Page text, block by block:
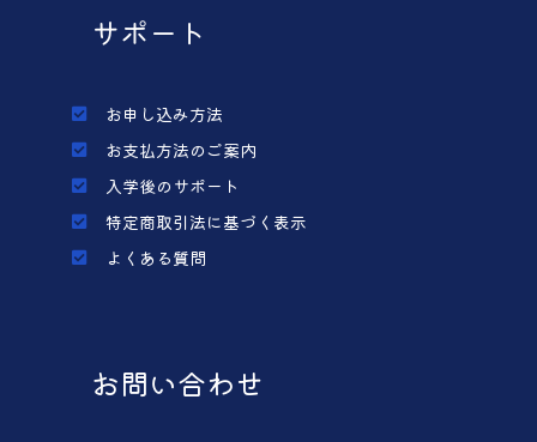
サポート
お申し込み方法
お支払方法のご案内
入学後のサポート
特定商取引法に基づく表示
よくある質問
お問い合わせ